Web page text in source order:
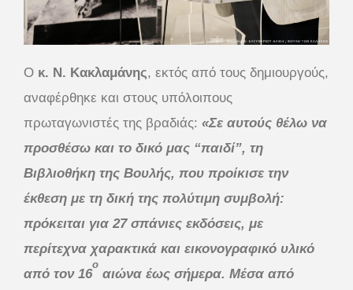
Ο κ. Ν. Κακλαμάνης, εκτός από τους δημιουργούς,
αναφέρθηκε και στους υπόλοιπους
πρωταγωνιστές της βραδιάς: «Σε αυτούς θέλω να
προσθέσω και το δικό μας “παιδί”, τη
Βιβλιοθήκη της Βουλής, που προίκισε την
έκθεση με τη δική της πολύτιμη συμβολή:
πρόκειται για 27 σπάνιες εκδόσεις, με
περίτεχνα χαρακτικά και εικονογραφικό υλικό
από τον 16
ο
αιώνα έως σήμερα. Μέσα από